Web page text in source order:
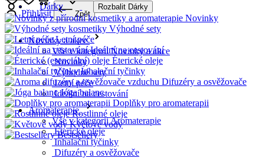
Dárky Rozbalit Dárky
Novinky
Výhodné sety
Letní péče
Ideální na cestování
Éterické oleje
Inhalační tyčinky
Difuzéry a osvěžovače
Jóga balanc
Doplňky pro aromaterapii
Rostlinné oleje
Květové vody
Bestsellery
Čištění a tonizace
Přihlásit Zpět
Novinky a akce
Vše v kategorii Novinky a akce
Novinky
Výhodné sety
Letní péče
Ideální na cestování
Aromaterapie
Vše v kategorii Aromaterapie
Éterické oleje
Inhalační tyčinky
Difuzéry a osvěžovače